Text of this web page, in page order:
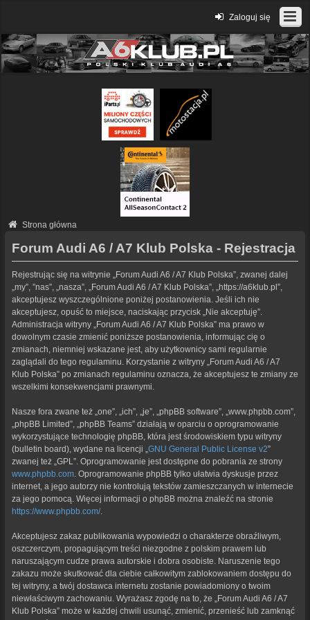
Zaloguj się
Strona główna
Forum Audi A6 / A7 Klub Polska - Rejestracja
Rejestrując się na witrynie „Forum Audi A6 / A7 Klub Polska”, zwanej dalej
„my”, ”nas”, „nasza”, „Forum Audi A6 / A7 Klub Polska”, „https://a6klub.pl”,
akceptujesz wyszczególnione poniżej postanowienia. Jeśli ich nie
akceptujesz, opuść to miejsce, naciskając przycisk „Nie akceptuję”.
Administracja witryny „Forum Audi A6 / A7 Klub Polska” ma prawo w
dowolnym czasie zmienić poniższe postanowienia, informując cię o
zmianach, niemniej wskazane jest, aby użytkownicy sami regularnie
zaglądali do tego regulaminu. Korzystanie z witryny „Forum Audi A6 / A7
Klub Polska” po zmianach regulaminu oznacza, że akceptujesz te zmiany ze
wszelkimi konsekwencjami prawnymi.
Nasze fora zwane też „one”, „ich”, „je”, „phpBB software”, „www.phpbb.com”,
„phpBB Limited”, „phpBB Teams” działają w oparciu o oprogramowanie
wykorzystujące technologię phpBB, która jest środowiskiem typu witryny
(bulletin board), wydane na licencji „ GNU General Public License v2”
zwanej też „GPL”. Oprogramowanie jest dostępne do pobrania ze strony
www.phpbb.com . Oprogramowanie phpBB tylko ułatwia dyskusje przez
internet, a jego autorzy nie kontrolują tekstów zamieszczanych w internecie
za jego pomocą. Więcej informacji o phpBB można znaleźć na stronie
https://www.phpbb.com/.
Akceptujesz zakaz publikowania wypowiedzi o charakterze obraźliwym,
oszczerczym, propagującym treści niezgodne z polskim prawem lub
naruszającym cudze prawa autorskie i dobra osobiste. Naruszenie tego
zakazu może skutkować dla ciebie całkowitym zablokowaniem dostępu do
tej witryny, a twój dostawca internetu zostanie powiadomiony o twoim
niewłaściwym zachowaniu. Wyrażasz zgodę na to, że „Forum Audi A6 / A7
Klub Polska” może w każdej chwili usunąć, zmienić, przenieść lub zamknąć